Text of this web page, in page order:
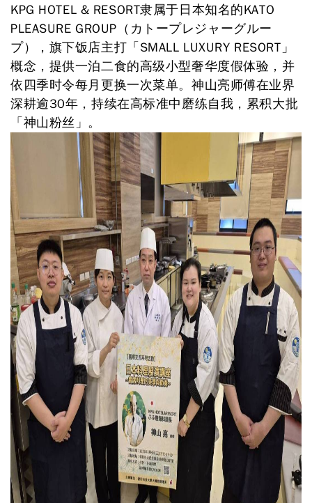
KPG HOTEL & RESORT隶属于日本知名的KATO
PLEASURE GROUP（カトープレジャーグルー
プ），旗下饭店主打「SMALL LUXURY RESORT」
概念，提供一泊二食的高级小型奢华度假体验，并
依四季时令每月更换一次菜单。神山亮师傅在业界
深耕逾30年，持续在高标准中磨练自我，累积大批
「神山粉丝」。